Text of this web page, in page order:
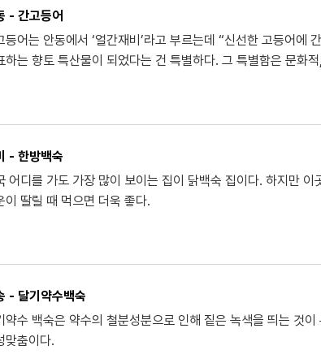
- 간고등어
등어는 안동에서 ‘얼간재비’라고 부르는데 “신선한 고등어
하는 향토 특산물이 되었다는 건 특별하다. 그 특별함은 문화
- 한방백숙
어디를 가도 가장 많이 보이는 집이 닭백숙 집이다. 하지만
이 딸릴 때 먹으면 더욱 좋다.
- 달기약수백숙
약수 백숙은 약수의 철분성분으로 인해 짙은 녹색을 띄는 것
맞춤이다.